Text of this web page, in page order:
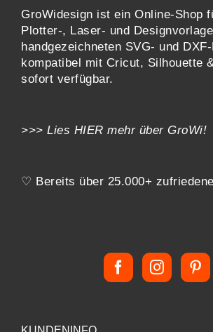
GroWidesign ist ein Online-Shop
Plotter-, Laser- und
handgezeichneten SVG- und DXF-
kompatibel mit Cricut, Silhouette
sofort verfügbar.
>>> Lies HIER mehr über GroWi!
♡ Bereits über 25.000+